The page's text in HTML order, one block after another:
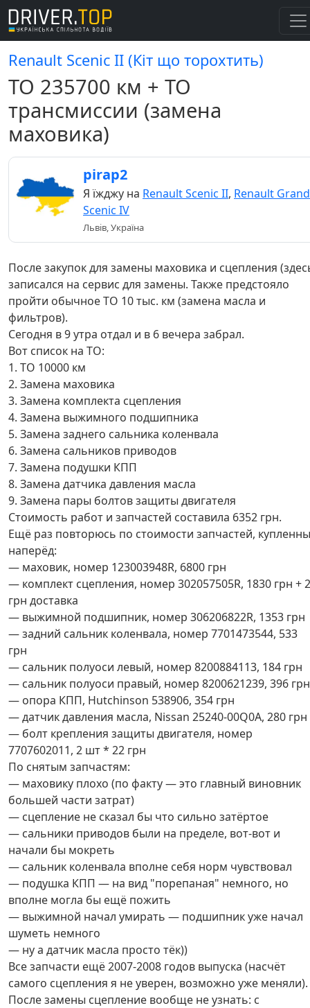
Renault Scenic II (Кіт що торохтить)
ТО 235700 км + ТО
трансмиссии (замена
маховика)
pirap2
Я їжджу на Renault Scenic II, Renault Grand
Scenic IV
Львів, Україна
После закупок для замены маховика и сцепления
записался на сервис для замены. Также предстояло
пройти обычное ТО 10 тыс. км (замена масла и
фильтров).
Сегодня в 9 утра отдал и в 6 вечера забрал.
Вот список на ТО:
1. ТО 10000 км
2. Замена маховика
3. Замена комплекта сцепления
4. Замена выжимного подшипника
5. Замена заднего сальника коленвала
6. Замена сальников приводов
7. Замена подушки КПП
8. Замена датчика давления масла
9. Замена пары болтов защиты двигателя
Стоимость работ и запчастей составила 6352 грн.
Ещё раз повторюсь по стоимости запчастей,
наперёд:
— маховик, номер 123003948R, 6800 грн
— комплект сцепления, номер 302057505R, 1830 грн +
грн доставка
— выжимной подшипник, номер 306206822R, 1353 грн
— задний сальник коленвала, номер 7701473544, 533
грн
— сальник полуоси левый, номер 8200884113, 184 грн
— сальник полуоси правый, номер 8200621239, 396 грн
— опора КПП, Hutchinson 538906, 354 грн
— датчик давления масла, Nissan 25240-00Q0A, 280 грн
— болт крепления защиты двигателя, номер
7707602011, 2 шт * 22 грн
По снятым запчастям:
— маховику плохо (по факту — это главный виновник
большей части затрат)
— сцепление не сказал бы что сильно затёртое
— сальники приводов были на пределе, вот-вот и
начали бы мокреть
— сальник коленвала вполне себя норм чувствовал
— подушка КПП — на вид "порепаная" немного, но
вполне могла бы ещё пожить
— выжимной начал умирать — подшипник уже начал
шуметь немного
— ну а датчик масла просто тёк))
Все запчасти ещё 2007-2008 годов выпуска (насчёт
самого сцепления я не уверен, возможно уже меняли).
После замены сцепление вообще не узнать: с